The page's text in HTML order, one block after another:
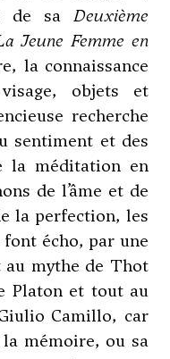
de sa Deuxième
Jeune Femme en
la connaissance
objets et
recherche
sentiment et des
la méditation en
de l’âme et de
la perfection, les
écho, par une
mythe de Thot
Platon et tout au
Camillo, car
mémoire, ou sa